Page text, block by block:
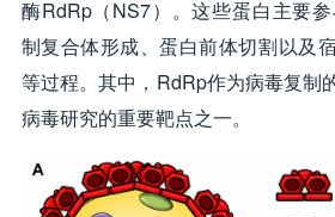
酶RdRp（NS7）。这些蛋白主要
制复合体形成、蛋白前体切割以及
等过程。其中，RdRp作为病毒复制
病毒研究的重要靶点之一。